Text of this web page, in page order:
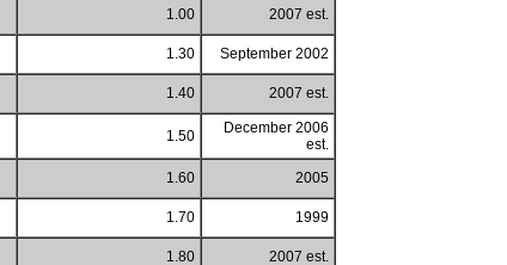
1.00 2007 est.
1.30 September 2002
1.40 2007 est.
1.50
December 2006
est.
1.60 2005
1.70 1999
1.80 2007 est.